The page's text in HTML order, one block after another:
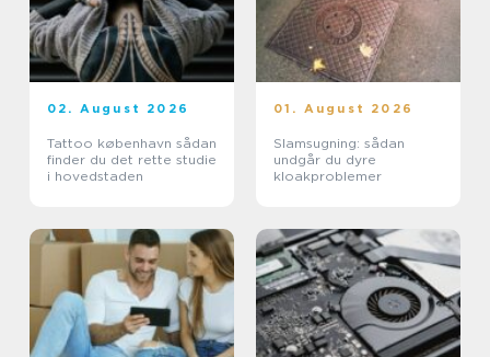
02. August 2026
Tattoo københavn sådan
finder du det rette studie
i hovedstaden
01. August 2026
Slamsugning: sådan
undgår du dyre
kloakproblemer